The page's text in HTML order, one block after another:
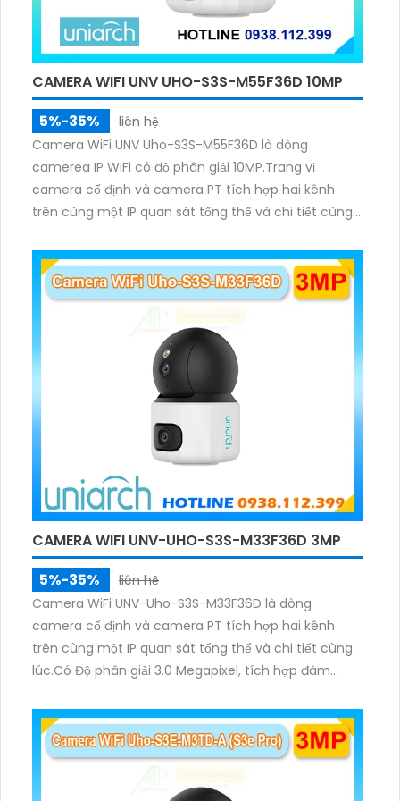
CAMERA WIFI UNV UHO-S3S-M55F36D 10MP
5%-35%
liên hệ
Camera WiFi UNV Uho-S3S-M55F36D là dòng
camerea IP WiFi có độ phân giải 10MP.Trang vị
camera cố định và camera PT tích hợp hai kênh
trên cùng một IP quan sát tổng thể và chi tiết cùng
ánh sáng. Kết hợp hồng ngoại và đèn ấm cho hình
ảnh có màu trong nhiều điều kiện khác nhau trong
phạm vi 3m.
CAMERA WIFI UNV-UHO-S3S-M33F36D 3MP
5%-35%
liên hệ
Camera WiFi UNV-Uho-S3S-M33F36D là dòng
camera cố định và camera PT tích hợp hai kênh
trên cùng một IP quan sát tổng thể và chi tiết cùng
lúc.Có Độ phân giải 3.0 Megapixel, tích hợp đàm
sáng ấm lên đến 10m.